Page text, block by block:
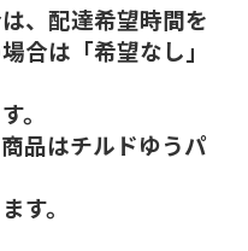
、配達希望時間を
合は「希望なし」
。
品はチルドゆうパ
す。